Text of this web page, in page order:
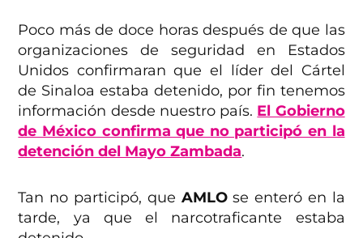
Poco más de doce horas después de que las
organizaciones de seguridad en Estados
Unidos confirmaran que el líder del Cártel
de Sinaloa estaba detenido, por fin tenemos
información desde nuestro país. El Gobierno
de México confirma que no participó en la
detención del Mayo Zambada.
Tan no participó, que AMLOse enteró en la
tarde, ya que el narcotraficante estaba